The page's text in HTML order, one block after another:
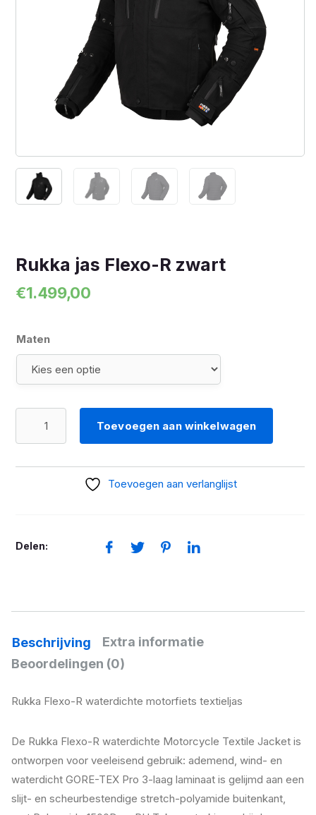
Rukka jas Flexo-R zwart
€1.499,00
Maten
Toevoegen aan winkelwagen
Toevoegen aan verlanglijst
Delen:
Beschrijving
Extra informatie
Beoordelingen (0)
Rukka Flexo-R waterdichte motorfiets textieljas
De Rukka Flexo-R waterdichte Motorcycle Textile Jacket is
ontworpen voor veeleisend gebruik: ademend, wind- en
waterdicht GORE-TEX Pro 3-laag laminaat is gelijmd aan een
slijt- en scheurbestendige stretch-polyamide buitenkant,